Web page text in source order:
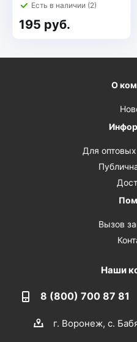
Есть в наличии (2)
195 руб.
О
Для
Вызов
Наши
8 (800) 700 87 81
г. Воронеж, с.